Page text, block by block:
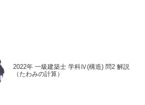
2022年 一級建築士 学科Ⅳ(構造) 問2 解説
（たわみの計算）